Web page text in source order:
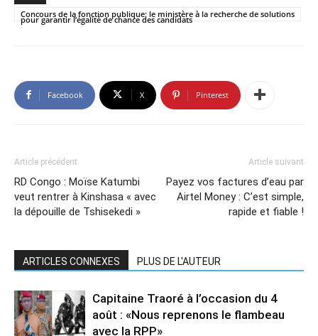
Concours de la fonction publique: le ministère à la recherche de solutions
pour garantir l’égalité de chance des candidats
Facebook X Pinterest
Article précédent
RD Congo : Moïse Katumbi
veut rentrer à Kinshasa « avec
la dépouille de Tshisekedi »
Article suivant
Payez vos factures d’eau par
Airtel Money : C’est simple,
rapide et fiable !
ARTICLES CONNEXES PLUS DE L'AUTEUR
Capitaine Traoré à l’occasion du 4
août : «Nous reprenons le flambeau
avec la RPP»